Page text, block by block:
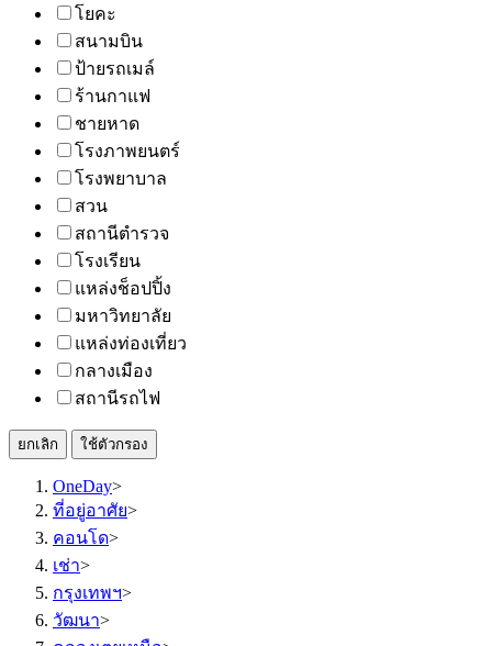
โยคะ
สนามบิน
ป้ายรถเมล์
ร้านกาแฟ
ชายหาด
โรงภาพยนตร์
โรงพยาบาล
สวน
สถานีตำรวจ
โรงเรียน
แหล่งช็อปปิ้ง
มหาวิทยาลัย
แหล่งท่องเที่ยว
กลางเมือง
สถานีรถไฟ
ยกเลิก ใช้ตัวกรอง
OneDay>
ที่อยู่อาศัย>
คอนโด>
เช่า>
กรุงเทพฯ>
วัฒนา>